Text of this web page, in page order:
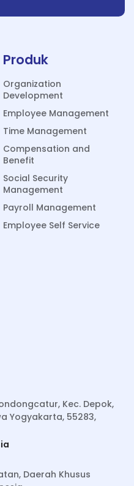
Produk
Organization
Development
Employee Management
Time Management
Compensation and
Benefit
Social Security
Management
Payroll Management
Employee Self Service
Kec. Depok,
Yogyakarta, 55283,
Daerah Khusus